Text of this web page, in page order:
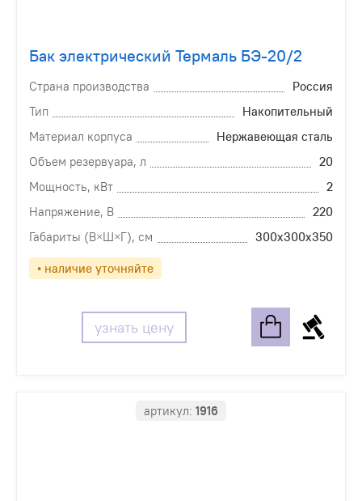
Бак электрический Термаль БЭ-20/2
Страна производства
Россия
Тип
Накопительный
Материал корпуса
Нержавеющая сталь
Объем резервуара, л
20
Мощность, кВт
2
Напряжение, В
220
Габариты (В×Ш×Г), см
300х300х350
• наличие уточняйте
узнать цену
артикул: 1916